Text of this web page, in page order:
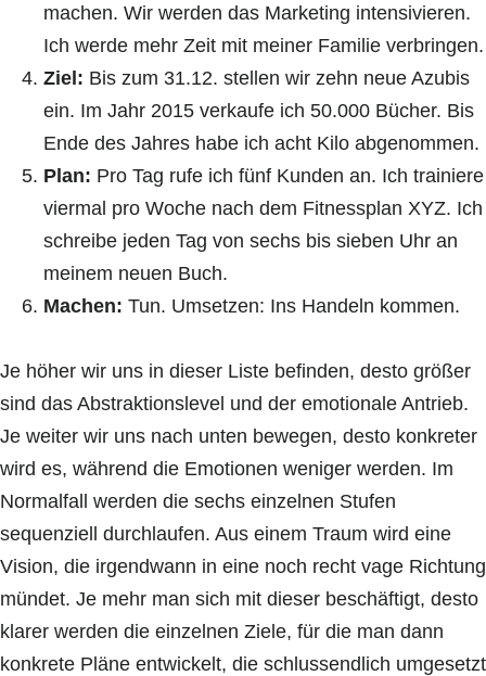
machen. Wir werden das Marketing intensivieren.
Ich werde mehr Zeit mit meiner Familie verbringen.
Ziel: Bis zum 31.12. stellen wir zehn neue Azubis
ein. Im Jahr 2015 verkaufe ich 50.000 Bücher. Bis
Ende des Jahres habe ich acht Kilo abgenommen.
Plan: Pro Tag rufe ich fünf Kunden an. Ich trainiere
viermal pro Woche nach dem Fitnessplan XYZ. Ich
schreibe jeden Tag von sechs bis sieben Uhr an
meinem neuen Buch.
Machen: Tun. Umsetzen: Ins Handeln kommen.
Je höher wir uns in dieser Liste befinden, desto größer
sind das Abstraktionslevel und der emotionale Antrieb.
Je weiter wir uns nach unten bewegen, desto konkreter
wird es, während die Emotionen weniger werden. Im
Normalfall werden die sechs einzelnen Stufen
sequenziell durchlaufen. Aus einem Traum wird eine
Vision, die irgendwann in eine noch recht vage Richtung
mündet. Je mehr man sich mit dieser beschäftigt, desto
klarer werden die einzelnen Ziele, für die man dann
konkrete Pläne entwickelt, die schlussendlich umgesetzt